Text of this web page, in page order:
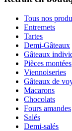
Tous nos
Entremets
Tartes
Demi-Gâteaux
Gâteaux
Pièces montées
Viennoiseries
Gâteaux de
Macarons
Chocolats
Fours amandes
Salés
Demi-salés